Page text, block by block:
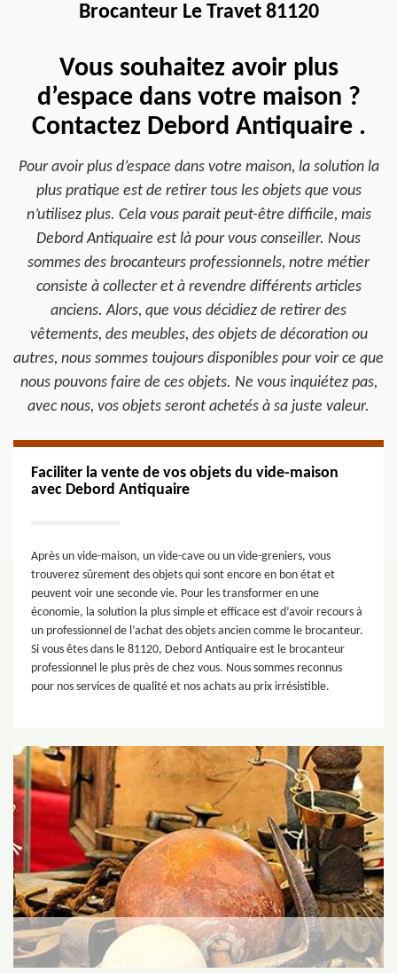
Brocanteur Le Travet 81120
Vous souhaitez avoir plus
d’espace dans votre maison ?
Contactez Debord Antiquaire .
Pour avoir plus d’espace dans votre maison, la solution la
plus pratique est de retirer tous les objets que vous
n’utilisez plus. Cela vous parait peut-être difficile, mais
Debord Antiquaire est là pour vous conseiller. Nous
sommes des brocanteurs professionnels, notre métier
consiste à collecter et à revendre différents articles
anciens. Alors, que vous décidiez de retirer des
vêtements, des meubles, des objets de décoration ou
autres, nous sommes toujours disponibles pour voir ce que
nous pouvons faire de ces objets. Ne vous inquiétez pas,
avec nous, vos objets seront achetés à sa juste valeur.
Faciliter la vente de vos objets du vide-maison
avec Debord Antiquaire
Après un vide-maison, un vide-cave ou un vide-greniers, vous
trouverez sûrement des objets qui sont encore en bon état et
peuvent voir une seconde vie. Pour les transformer en une
économie, la solution la plus simple et efficace est d’avoir recours à
un professionnel de l’achat des objets ancien comme le brocanteur.
Si vous êtes dans le 81120, Debord Antiquaire est le brocanteur
professionnel le plus près de chez vous. Nous sommes reconnus
pour nos services de qualité et nos achats au prix irrésistible.